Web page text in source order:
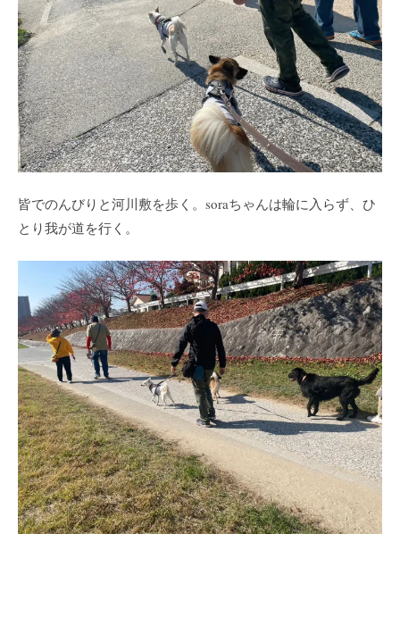
皆でのんびりと河川敷を歩く。soraちゃんは輪に入らず、ひ
とり我が道を行く。